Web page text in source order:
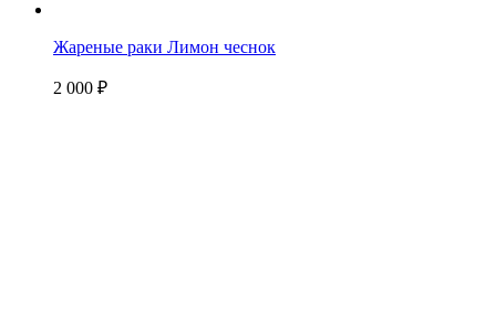
Жареные раки Лимон чеснок
2 000 ₽